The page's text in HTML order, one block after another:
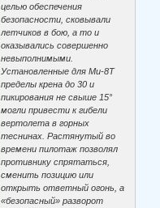
целью обеспечения
безопасности, сковывали
летчиков в бою, а то и
оказывались совершенно
невыполнимыми.
Установленные для Ми-8Т
пределы крена до 30 и
пикирования не свыше 15°
могли привести к гибели
вертолета в горных
теснинах. Растянутый во
времени пилотаж позволял
противнику спрятаться,
сменить позицию или
открыть ответный огонь, а
«безопасный» разворот